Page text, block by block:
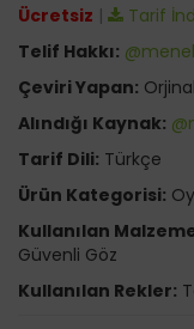
Ücretsiz |
Tarif
Telif Hakkı:
Çeviri Yapan:
Alındığı Kaynak:
Tarif Dili: Türkçe
Ürün Kategorisi:
Kullanılan
Güvenli Göz
Kullanılan Rekler: